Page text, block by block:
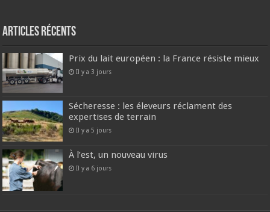
Articles récents
Prix du lait européen : la France résiste mieux
Il y a 3 jours
Sécheresse : les éleveurs réclament des
expertises de terrain
Il y a 5 jours
À l’est, un nouveau virus
Il y a 6 jours